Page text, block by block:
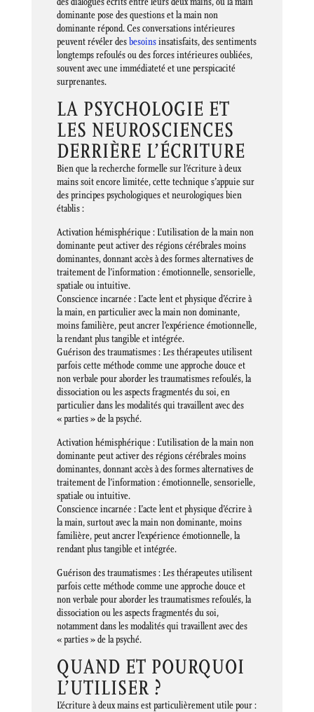
dominante pose des questions et la main non
dominante répond. Ces conversations intérieures
peuvent révéler desbesoinsinsatisfaits, des sentiments
longtemps refoulés ou des forces intérieures oubliées,
souvent avec une immédiateté et une perspicacité
surprenantes.
LA PSYCHOLOGIE ET
LES NEUROSCIENCES
DERRIÈRE L’ÉCRITURE
Bien que la recherche formelle sur l’écriture à deux
mains soit encore limitée, cette technique s’appuie sur
des principes psychologiques et neurologiques bien
établis :
Activation hémisphérique : L’utilisation de la main non
dominante peut activer des régions cérébrales moins
dominantes, donnant accès à des formes alternatives de
traitement de l’information : émotionnelle, sensorielle,
spatiale ou intuitive.
Conscience incarnée : L’acte lent et physique d’écrire à
la main, en particulier avec la main non dominante,
moins familière, peut ancrer l’expérience émotionnelle,
la rendant plus tangible et intégrée.
Guérison des traumatismes : Les thérapeutes utilisent
parfois cette méthode comme une approche douce et
non verbale pour aborder les traumatismes refoulés, la
dissociation ou les aspects fragmentés du soi, en
particulier dans les modalités qui travaillent avec des
« parties » de la psyché.
Activation hémisphérique : L’utilisation de la main non
dominante peut activer des régions cérébrales moins
dominantes, donnant accès à des formes alternatives de
traitement de l’information : émotionnelle, sensorielle,
spatiale ou intuitive.
Conscience incarnée : L’acte lent et physique d’écrire à
la main, surtout avec la main non dominante, moins
familière, peut ancrer l’expérience émotionnelle, la
rendant plus tangible et intégrée.
Guérison des traumatismes : Les thérapeutes utilisent
parfois cette méthode comme une approche douce et
non verbale pour aborder les traumatismes refoulés, la
dissociation ou les aspects fragmentés du soi,
notamment dans les modalités qui travaillent avec des
« parties » de la psyché.
QUAND ET POURQUOI
L’UTILISER ?
L’écriture à deux mains est particulièrement utile pour :